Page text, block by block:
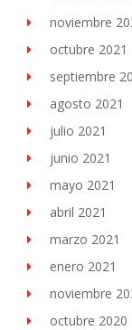
noviembre
octubre 2021
septiembre
agosto 2021
julio 2021
junio 2021
mayo 2021
abril 2021
marzo 2021
enero 2021
noviembre
octubre 2020